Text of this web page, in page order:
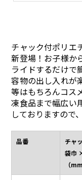
チャック付ポリエ
新登場！お子様か
ライドするだけで
容物の出し入れが
等はもちろんコス
凍食品まで幅広い
しておりますので
品番
チャ
袋巾
（mm